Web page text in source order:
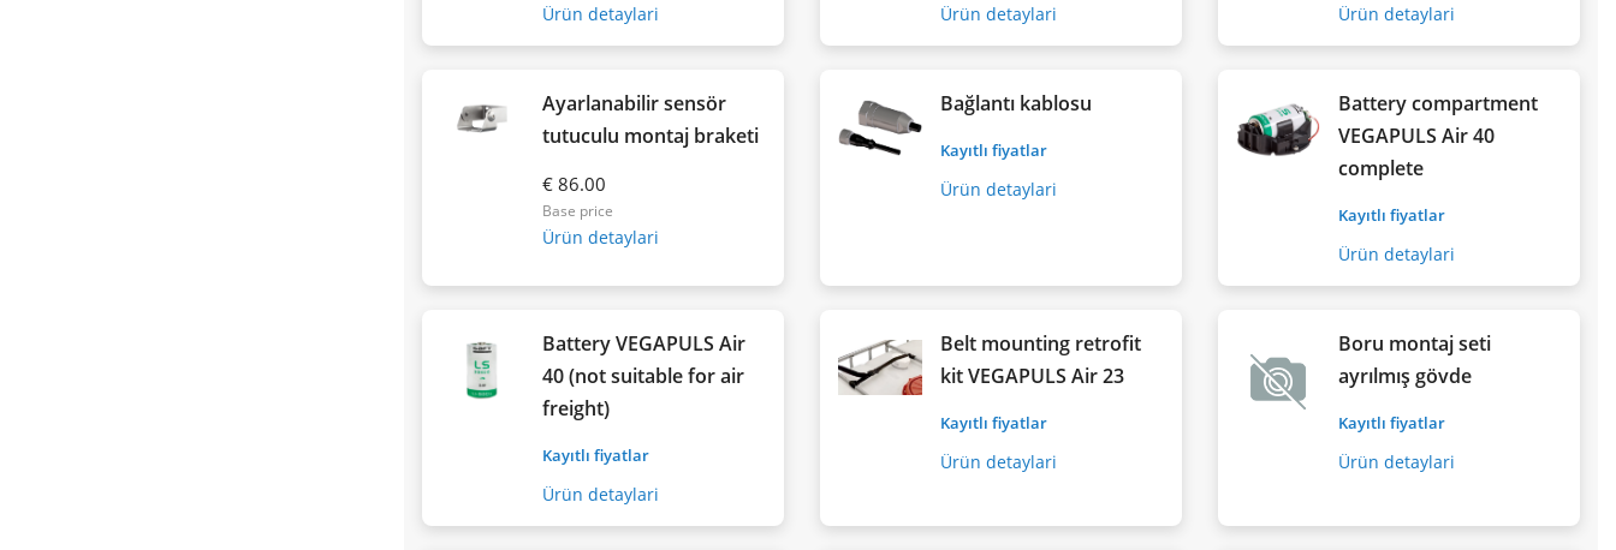
Ürün detaylari Ürün detaylari Ürün detaylari
Ayarlanabilir sensör
tutuculu montaj braketi
€ 86.00
Base price
Ürün detaylari
Bağlantı kablosu
Kayıtlı fiyatlar
Ürün detaylari
Battery compartment
VEGAPULS Air 40
complete
Kayıtlı fiyatlar
Ürün detaylari
Battery VEGAPULS Air
40 (not suitable for air
freight)
Kayıtlı fiyatlar
Ürün detaylari
Belt mounting retrofit
kit VEGAPULS Air 23
Kayıtlı fiyatlar
Ürün detaylari
Boru montaj seti
ayrılmış gövde
Kayıtlı fiyatlar
Ürün detaylari